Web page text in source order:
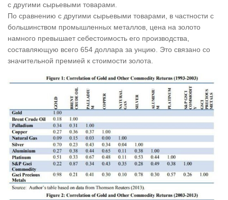
с другими сырьевыми товарами.
По сравнению с другими сырьевыми товарами, в частности с
большинством промышленных металлов, цена на золото
намного превышает себестоимость его производства,
составляющую всего 654 доллара за унцию. Это связано со
значительной премией к стоимости золота.